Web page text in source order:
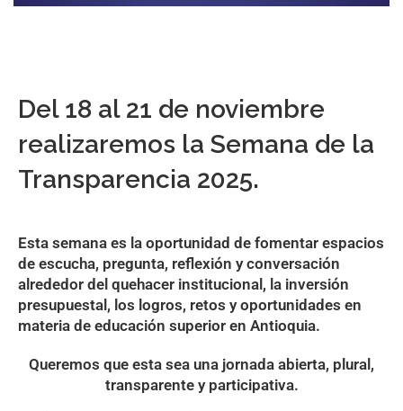
Del 18 al 21 de noviembre
realizaremos la Semana de la
Transparencia 2025.
Esta semana es la oportunidad de fomentar espacios
de escucha, pregunta, reflexión y conversación
alrededor del quehacer institucional, la inversión
presupuestal, los logros, retos y oportunidades en
materia de educación superior en Antioquia.
Queremos que esta sea una jornada abierta, plural,
transparente y participativa.